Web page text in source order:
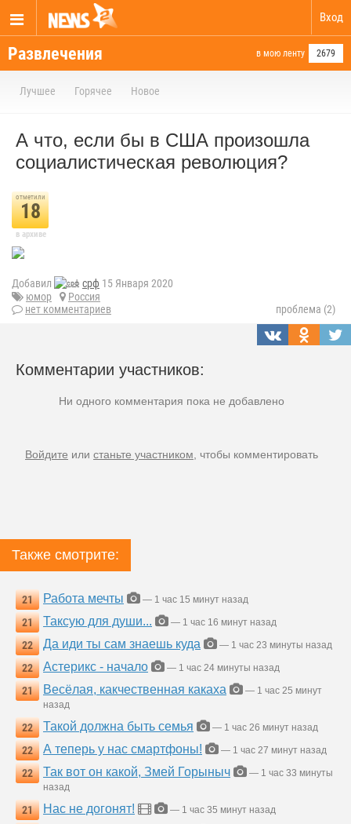
Вход
Развлечения в мою ленту 2679
Лучшее Горячее Новое
А что, если бы в США произошла
социалистическая революция?
отметили
18
в архиве
Добавил срф 15 Января 2020
юмор
Россия
нет комментариев
проблема (2)
Комментарии участников:
Ни одного комментария пока не добавлено
Войдите или станьте участником, чтобы комментировать
Также смотрите:
21 Работа мечты — 1 час 15 минут назад
21 Таксую для души... — 1 час 16 минут назад
22 Да иди ты сам знаешь куда — 1 час 23 минуты назад
22 Астерикс - начало — 1 час 24 минуты назад
21 Весёлая, какчественная какаха
— 1 час 25 минут
назад
22 Такой должна быть семья — 1 час 26 минут назад
22 А теперь у нас смартфоны! — 1 час 27 минут назад
22 Так вот он какой, Змей Горыныч
— 1 час 33 минуты
назад
21 Нас не догонят! — 1 час 35 минут назад